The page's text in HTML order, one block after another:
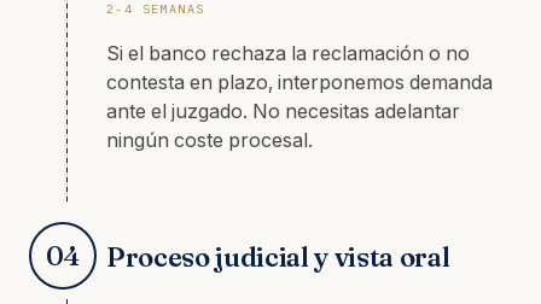
2-4 SEMANAS
Si el banco rechaza la reclamación o no
contesta en plazo, interponemos demanda
ante el juzgado. No necesitas adelantar
ningún coste procesal.
04 Proceso judicial y vista oral